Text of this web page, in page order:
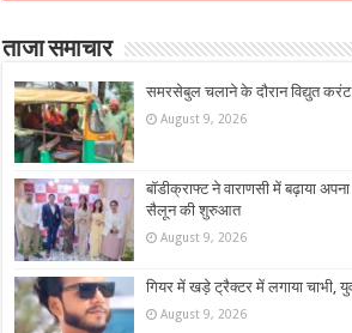
ताजा समाचार
समरसेबुल चलाने के दौरान विद्युत करंट
August 9, 2026
बॉडीक्राफ्ट ने वाराणसी में बढ़ाया
सैलून की शुरुआत
August 9, 2026
गियर में खड़े ट्रैक्टर में लगाया चाभी,
August 9, 2026